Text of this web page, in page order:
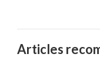
Articles